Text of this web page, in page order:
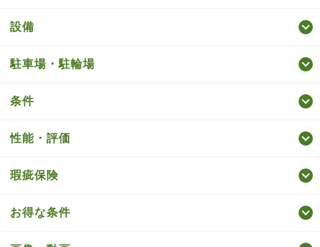
設備
駐車場・駐輪場
条件
性能・評価
瑕疵保険
お得な条件